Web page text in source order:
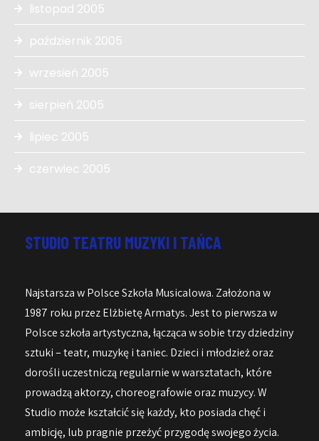
listopad 2005
październik 2005
wrzesień 2005
sierpień 2005
lipiec 2005
czerwiec 2005
STUDIO TEATRU MUZYKI I TAŃCA
Najstarsza w Polsce Szkoła Musicalowa. Założona w
1987 roku przez Elżbietę Armatys. Jest to pierwsza w
Polsce szkoła artystyczna, łącząca w sobie trzy dziedziny
sztuki – teatr, muzykę i taniec. Dzieci i młodzież oraz
dorośli uczestniczą regularnie w warsztatach, które
prowadzą aktorzy, choreografowie oraz muzycy. W
Studio może kształcić się każdy, kto posiada chęć i
ambicję, lub pragnie przeżyć przygodę swojego życia.